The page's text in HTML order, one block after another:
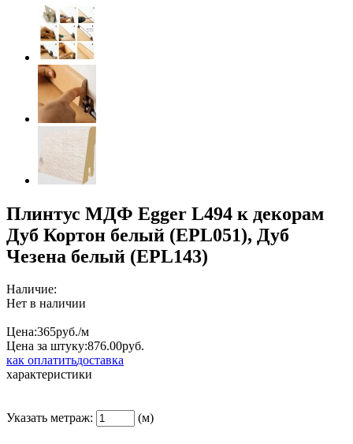
Плинтус МДФ Egger L494 к декорам
Дуб Кортон белый (EPL051), Дуб
Чезена белый (EPL143)
Наличие:
Нет в наличии
Цена:365руб./м
Цена за штуку:876.00руб.
как оплатитьдоставка
характеристики
Указать метраж: (м)